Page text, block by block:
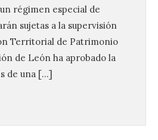
régimen especial de
sujetas a la supervisión
Territorial de Patrimonio
de León ha aprobado la
de una […]
de 2016, la
ha retomado los
Reikiavik cada
En estos 10 años,
los 170.000
con Islandia.
este año, los […]